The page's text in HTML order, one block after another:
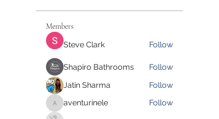
Members
Steve Clark Follow
Shapiro Bathrooms
Follow
Jatin Sharma
Follow
aventurinele
aventurinele Follow